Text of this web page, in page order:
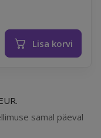
de Biarritz Dark Spot
Lisa korvi
samal päeval